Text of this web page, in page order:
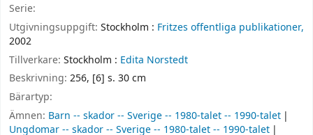
Serie:
Utgivningsuppgift: Stockholm : Fritzes offentliga publikationer,
2002
Tillverkare: Stockholm : Edita Norstedt
Beskrivning: 256, [6] s. 30 cm
Bärartyp:
Ämnen: Barn -- skador -- Sverige -- 1980-talet -- 1990-talet
Ungdomar -- skador -- Sverige -- 1980-talet -- 1990-talet